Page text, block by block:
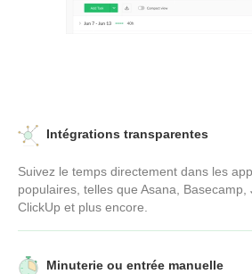
Intégrations transparentes
Suivez le temps directement dans les
populaires, telles que Asana, Basecamp,
ClickUp et plus encore.
Minuterie ou entrée manuelle